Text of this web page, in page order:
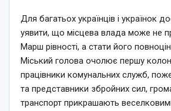
Для багатьох українців і українок
уявити, що місцева влада може не
Марш рівності, а стати його
Міський голова очолює першу
працівники комунальних служб,
та представники збройних сил,
транспорт прикрашають